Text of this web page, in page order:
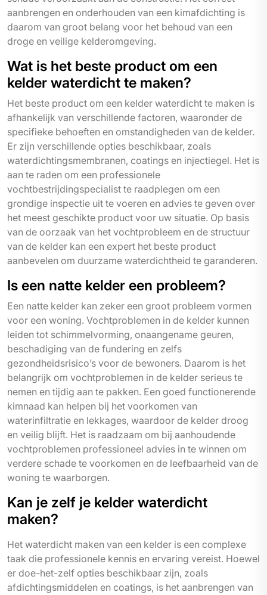
aanbrengen en onderhouden van een kimafdichting is
daarom van groot belang voor het behoud van een
droge en veilige kelderomgeving.
Wat is het beste product om een
kelder waterdicht te maken?
Het beste product om een kelder waterdicht te maken is
afhankelijk van verschillende factoren, waaronder de
specifieke behoeften en omstandigheden van de kelder.
Er zijn verschillende opties beschikbaar, zoals
waterdichtingsmembranen, coatings en injectiegel. Het is
aan te raden om een professionele
vochtbestrijdingspecialist te raadplegen om een
grondige inspectie uit te voeren en advies te geven over
het meest geschikte product voor uw situatie. Op basis
van de oorzaak van het vochtprobleem en de structuur
van de kelder kan een expert het beste product
aanbevelen om duurzame waterdichtheid te garanderen.
Is een natte kelder een probleem?
Een natte kelder kan zeker een groot probleem vormen
voor een woning. Vochtproblemen in de kelder kunnen
leiden tot schimmelvorming, onaangename geuren,
beschadiging van de fundering en zelfs
gezondheidsrisico’s voor de bewoners. Daarom is het
belangrijk om vochtproblemen in de kelder serieus te
nemen en tijdig aan te pakken. Een goed functionerende
kimnaad kan helpen bij het voorkomen van
waterinfiltratie en lekkages, waardoor de kelder droog
en veilig blijft. Het is raadzaam om bij aanhoudende
vochtproblemen professioneel advies in te winnen om
verdere schade te voorkomen en de leefbaarheid van de
woning te waarborgen.
Kan je zelf je kelder waterdicht
maken?
Het waterdicht maken van een kelder is een complexe
taak die professionele kennis en ervaring vereist. Hoewel
er doe-het-zelf opties beschikbaar zijn, zoals
afdichtingsmiddelen en coatings, is het aanbrengen van